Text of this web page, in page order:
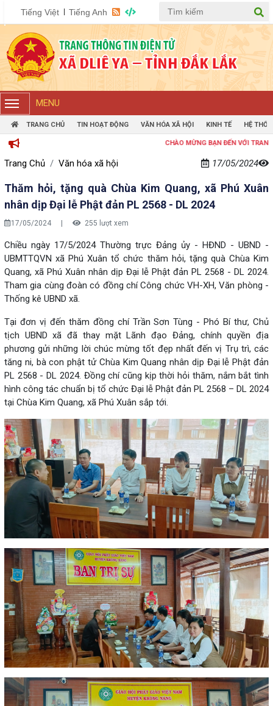
Tiếng Việt Tiếng Anh
MENU
TRANG CHỦ TIN HOẠT ĐỘNG VĂN HÓA XÃ HỘI KINH TẾ HỆ
CHÀO MỪNG BẠN ĐẾN VỚI TRANG
Trang Chủ Văn hóa xã hội 17/05/2024
Thăm hỏi, tặng quà Chùa Kim Quang, xã Phú Xuân
nhân dịp Đại lễ Phật đản PL 2568 - DL 2024
17/05/2024 255 lượt xem
Chiều ngày 17/5/2024 Thường trực Đảng ủy - HĐND - UBND -
UBMTTQVN xã Phú Xuân tổ chức thăm hỏi, tặng quà Chùa Kim
Quang, xã Phú Xuân nhân dịp Đại lễ Phật đản PL 2568 - DL 2024.
Tham gia cùng đoàn có đồng chí Công chức VH-XH, Văn phòng -
Thống kê UBND xã.
Tại đơn vị đến thăm đồng chí Trần Sơn Tùng - Phó Bí thư, Chủ
tịch UBND xã đã thay mặt Lãnh đạo Đảng, chính quyền địa
phương gửi những lời chúc mừng tốt đẹp nhất đến vị Trụ trì, các
tăng ni, bà con phật tử Chùa Kim Quang nhân dịp Đại lễ Phật đản
PL 2568 - DL 2024. Đồng chí cũng kịp thời hỏi thăm, nắm bắt tình
hình công tác chuẩn bị tổ chức Đại lễ Phật đản PL 2568 – DL 2024
tại Chùa Kim Quang, xã Phú Xuân sắp tới.